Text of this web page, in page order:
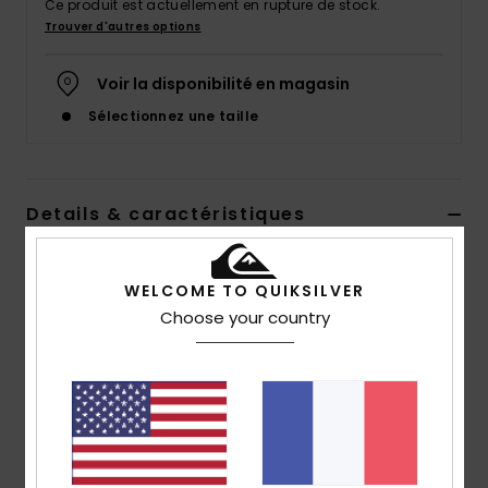
Ce produit est actuellement en rupture de stock.
Trouver d'autres options
Voir la disponibilité en magasin
Sélectionnez une taille
Details & caractéristiques
AQYL101409 Code couleurbyj1
Empeigne en toile de coton
Doublure en polyester doux et résistante à l'eau
pour plus de confort
Semelle intérieure texturée avec imprimés
WELCOME TO QUIKSILVER
Choose your country